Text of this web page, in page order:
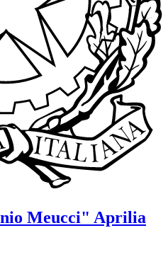
Meucci" Aprilia